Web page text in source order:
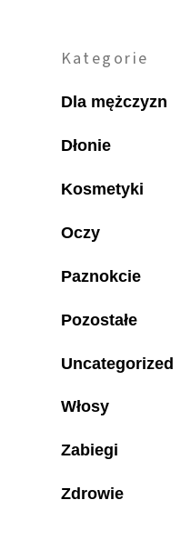
Kategorie
Dla mężczyzn
Dłonie
Kosmetyki
Oczy
Paznokcie
Pozostałe
Uncategorized
Włosy
Zabiegi
Zdrowie